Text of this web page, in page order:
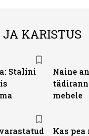
JA KARISTUS
Stalini
Naine
mehele
Kas